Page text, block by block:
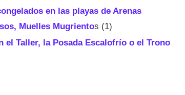
en las playas de Arenas
Muelles Mugrientos (1)
el Taller, la Posada Escalofrío o el Trono